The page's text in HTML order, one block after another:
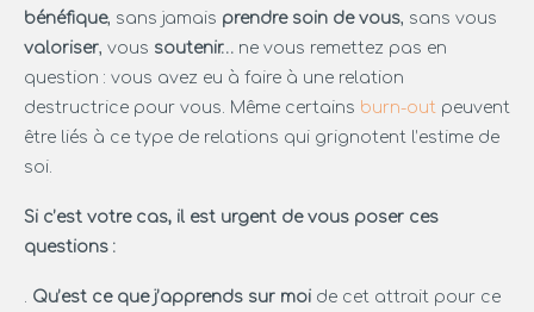
bénéfique, sans jamais prendre soin de vous, sans vous
valoriser, vous soutenir… ne vous remettez pas en
question : vous avez eu à faire à une relation
destructrice pour vous. Même certains burn-out peuvent
être liés à ce type de relations qui grignotent l’estime de
soi.
Si c’est votre cas, il est urgent de vous poser ces
questions :
Qu’est ce que j’apprends sur moi de cet attrait pour ce